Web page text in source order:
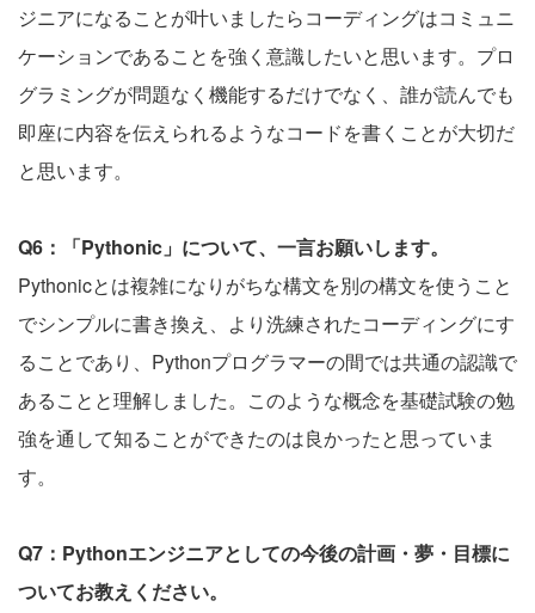
ジニアになることが叶いましたらコーディングはコミュニ
ケーションであることを強く意識したいと思います。プロ
グラミングが問題なく機能するだけでなく、誰が読んでも
即座に内容を伝えられるようなコードを書くことが大切だ
と思います。
Q6：「Pythonic」について、一言お願いします。
Pythonicとは複雑になりがちな構文を別の構文を使うこと
でシンプルに書き換え、より洗練されたコーディングにす
ることであり、Pythonプログラマーの間では共通の認識で
あることと理解しました。このような概念を基礎試験の勉
強を通して知ることができたのは良かったと思っていま
す。
Q7：Pythonエンジニアとしての今後の計画・夢・目標に
ついてお教えください。